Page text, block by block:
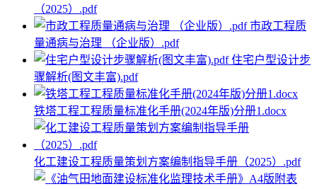
（2025）.pdf
市政工程质
量通病与治理 （企业版）.pdf
住宅户型设计步
骤解析(图文丰富).pdf
铁塔工程工程质量标准化手册(2024年版)分册1.docx
化工建设工程质量策划方案编制指导手册（2025）.pdf